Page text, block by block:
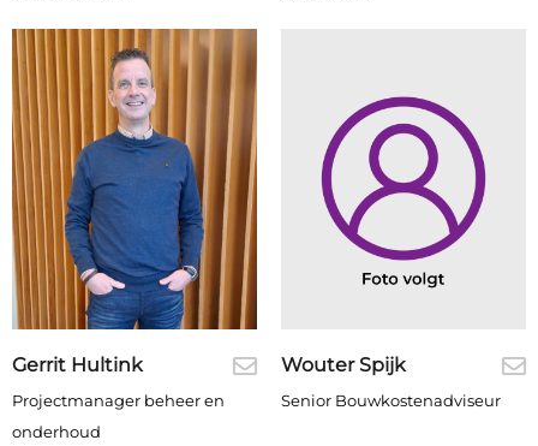
Gerrit Hultink
Projectmanager beheer en
onderhoud
Wouter Spijk
Senior Bouwkostenadviseur